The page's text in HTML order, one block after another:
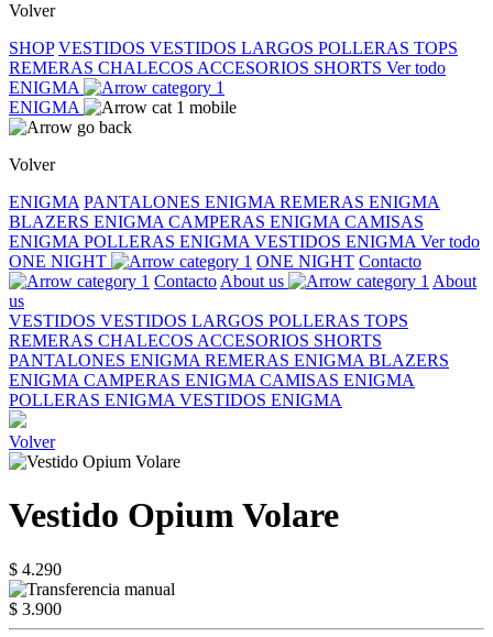
Volver
SHOP VESTIDOS VESTIDOS LARGOS POLLERAS TOPS
REMERAS CHALECOS ACCESORIOS SHORTS Ver todo
ENIGMA
ENIGMA
Volver
ENIGMA PANTALONES ENIGMA REMERAS ENIGMA
BLAZERS ENIGMA CAMPERAS ENIGMA CAMISAS
ENIGMA POLLERAS ENIGMA VESTIDOS ENIGMA Ver todo
ONE NIGHT
ONE NIGHT Contacto
Contacto About us
About
us
VESTIDOS VESTIDOS LARGOS POLLERAS TOPS
REMERAS CHALECOS ACCESORIOS SHORTS
PANTALONES ENIGMA REMERAS ENIGMA BLAZERS
ENIGMA CAMPERAS ENIGMA CAMISAS ENIGMA
POLLERAS ENIGMA VESTIDOS ENIGMA
Volver
Vestido Opium Volare
$ 4.290
$ 3.900